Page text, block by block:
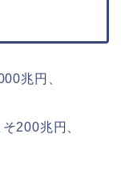
兆円、
200兆円、